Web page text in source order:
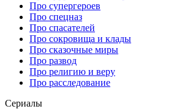
Про супергероев
Про спецназ
Про спасателей
Про сокровища и клады
Про сказочные миры
Про развод
Про религию и веру
Про расследование
Се­риа­лы